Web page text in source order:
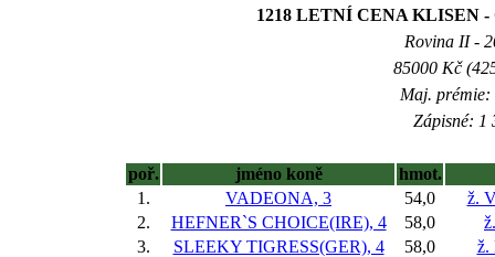
1218 LETNÍ CENA KLISEN -
Rovina II -
85000 Kč
Maj. prémie:
Zápisné: 1
poř. jméno koně
hmot.
1.
VADEONA, 3 54,0
ž.
2.
HEFNER`S CHOICE(IRE), 4 58,0
3.
SLEEKY TIGRESS(GER), 4 58,0
ž.